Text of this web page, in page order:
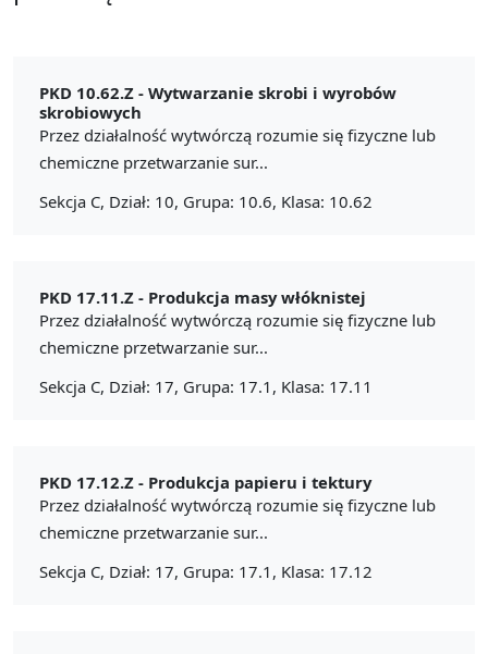
PKD 10.62.Z - Wytwarzanie skrobi i wyrobów
skrobiowych
Przez działalność wytwórczą rozumie się fizyczne lub
chemiczne przetwarzanie sur...
Sekcja C, Dział: 10, Grupa: 10.6, Klasa: 10.62
PKD 17.11.Z - Produkcja masy włóknistej
Przez działalność wytwórczą rozumie się fizyczne lub
chemiczne przetwarzanie sur...
Sekcja C, Dział: 17, Grupa: 17.1, Klasa: 17.11
PKD 17.12.Z - Produkcja papieru i tektury
Przez działalność wytwórczą rozumie się fizyczne lub
chemiczne przetwarzanie sur...
Sekcja C, Dział: 17, Grupa: 17.1, Klasa: 17.12